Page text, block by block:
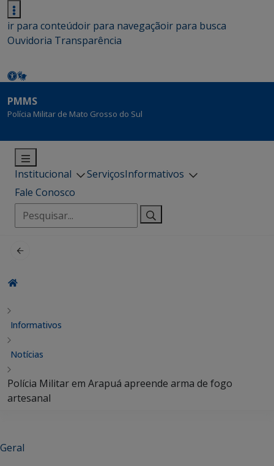
ir para conteúdoir para navegaçãoir para busca
Ouvidoria Transparência
PMMS
Polícia Militar de Mato Grosso do Sul
Institucional ServiçosInformativos
Fale Conosco
Pesquisar
por:
Informativos
Notícias
Polícia Militar em Arapuá apreende arma de fogo
artesanal
Geral